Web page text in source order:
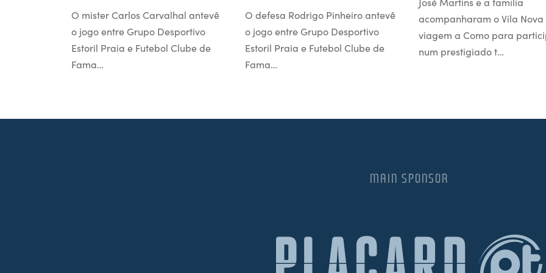
O mister Carlos Carvalhal antevê
o jogo entre Grupo Desportivo
Estoril Praia e Futebol Clube de
Fama…
O defesa Rodrigo Pinheiro antevê
o jogo entre Grupo Desportivo
Estoril Praia e Futebol Clube de
Fama…
acompanharam o Vila Nova
viagem a Como para
num prestigiado t…
MAIN SPONSOR